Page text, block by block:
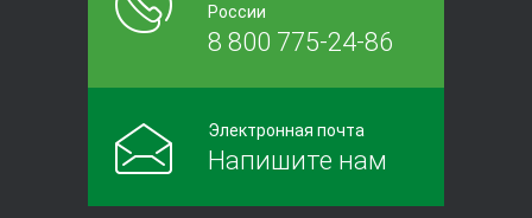
России
8 800 775-24-86
Электронная почта
Напишите нам